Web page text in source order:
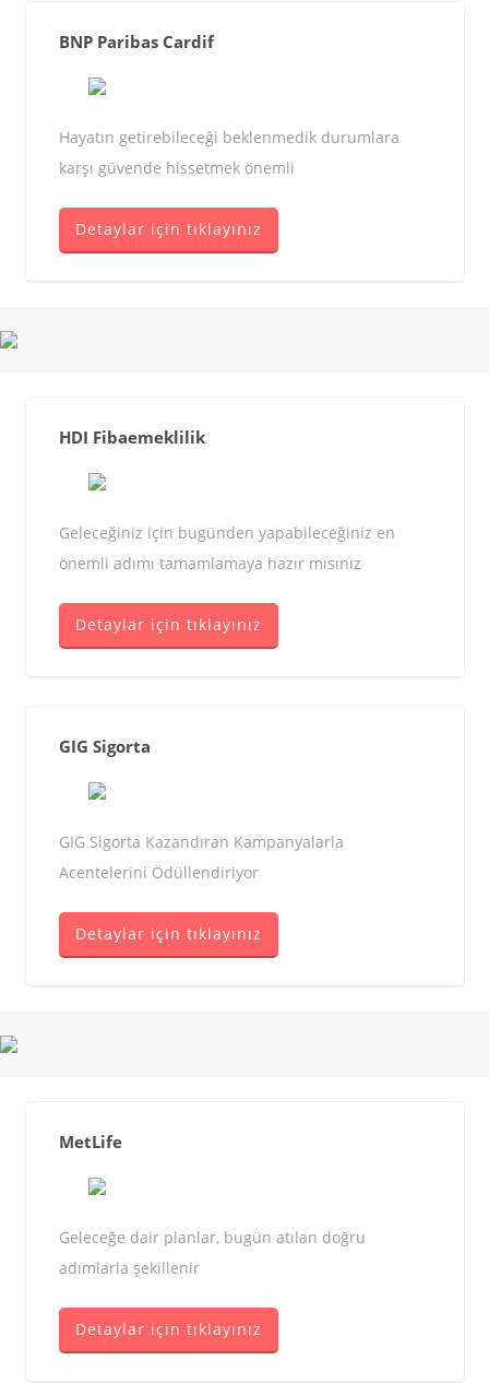
BNP Paribas Cardif
Hayatın getirebileceği beklenmedik durumlara
karşı güvende hissetmek önemli
Detaylar için tıklayınız
HDI Fibaemeklilik
Geleceğiniz için bugünden yapabileceğiniz en
önemli adımı tamamlamaya hazır mısınız
Detaylar için tıklayınız
GIG Sigorta
GIG Sigorta Kazandıran Kampanyalarla
Acentelerini Ödüllendiriyor
Detaylar için tıklayınız
MetLife
Geleceğe dair planlar, bugün atılan doğru
adımlarla şekillenir
Detaylar için tıklayınız